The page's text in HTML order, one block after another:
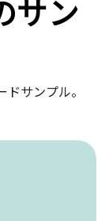
サン
サンプル。